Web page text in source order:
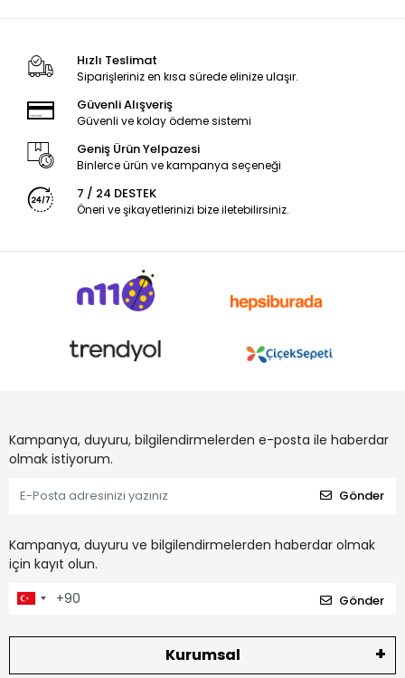
Hızlı Teslimat
Siparişleriniz en kısa sürede elinize ulaşır.
Güvenli Alışveriş
Güvenli ve kolay ödeme sistemi
Geniş Ürün Yelpazesi
Binlerce ürün ve kampanya seçeneği
7 / 24 DESTEK
Öneri ve şikayetlerinizi bize iletebilirsiniz.
Kampanya, duyuru, bilgilendirmelerden e-posta ile haberdar
olmak istiyorum.
Gönder
Kampanya, duyuru ve bilgilendirmelerden haberdar olmak
için kayıt olun.
Gönder
Kurumsal